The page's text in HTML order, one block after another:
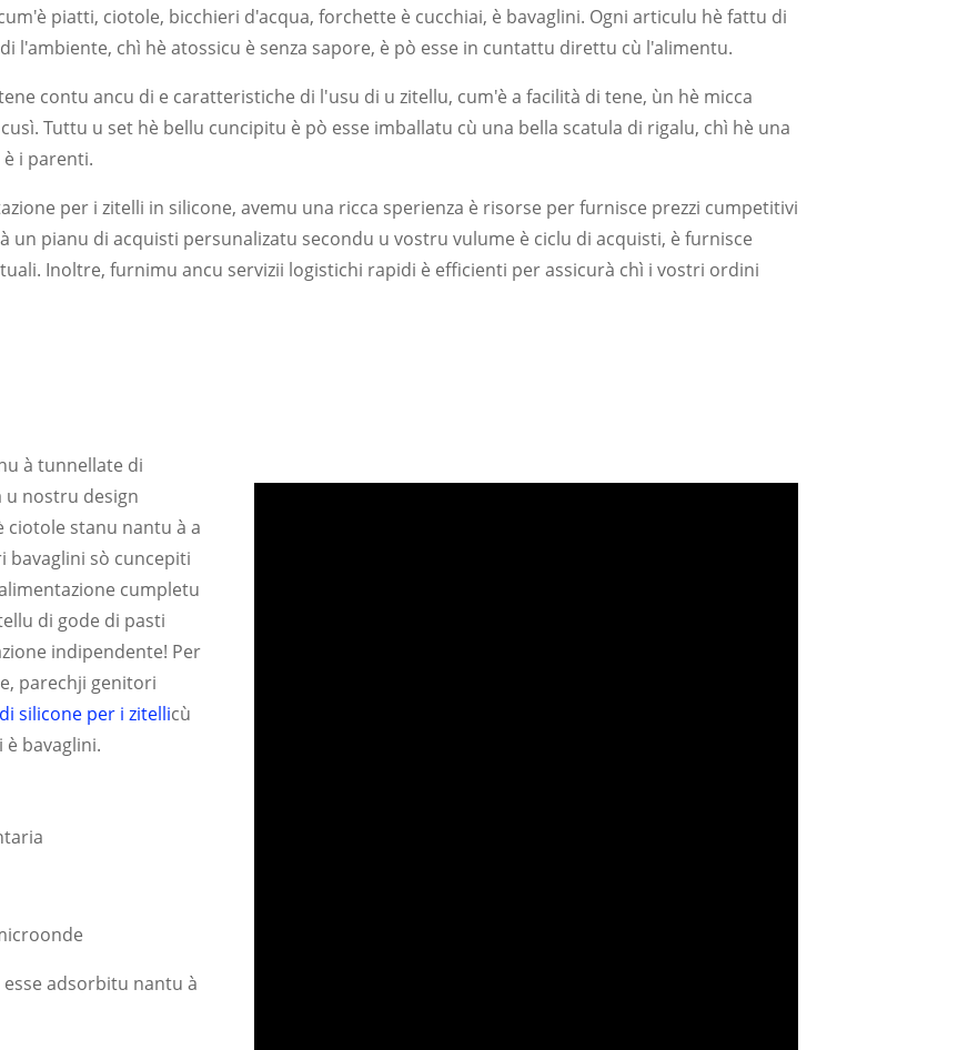
piatti, ciotole, bicchieri d'acqua, forchette è cucchiai, è bavaglini. Ogni articulu hè fattu di
l'ambiente, chì hè atossicu è senza sapore, è pò esse in cuntattu direttu cù l'alimentu.
contu ancu di e caratteristiche di l'usu di u zitellu, cum'è a facilità di tene, ùn hè micca
Tuttu u set hè bellu cuncipitu è ​​pò esse imballatu cù una bella scatula di rigalu, chì hè una
i parenti.
per i zitelli in silicone, avemu una ricca sperienza è risorse per furnisce prezzi cumpetitivi
un pianu di acquisti persunalizatu secondu u vostru vulume è ciclu di acquisti, è furnisce
Inoltre, furnimu ancu servizii logistichi rapidi è efficienti per assicurà chì i vostri ordini
à tunnellate di
u nostru design
stanu nantu à a
bavaglini sò cuncepiti
cumpletu
di gode di pasti
indipendente! Per
parechji genitori
silicone per i zitellicù
bavaglini.
adsorbitu nantu à